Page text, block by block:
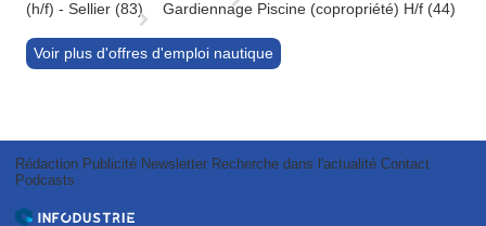
(h/f) - Sellier (83)
Gardiennage Piscine (copropriété) H/f (44)
Voir plus d'offres d'emploi nautique
Rédaction Publicité Newsletter Recherche dans l'actualité Contact
Podcasts